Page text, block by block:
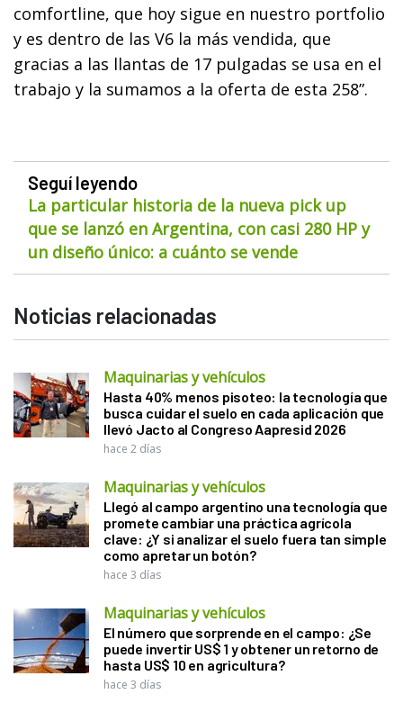
comfortline, que hoy sigue en nuestro portfolio
y es dentro de las V6 la más vendida, que
gracias a las llantas de 17 pulgadas se usa en el
trabajo y la sumamos a la oferta de esta 258”.
Seguí leyendo
La particular historia de la nueva pick up
que se lanzó en Argentina, con casi 280 HP y
un diseño único: a cuánto se vende
Noticias relacionadas
Maquinarias y vehículos
Hasta 40% menos pisoteo: la tecnología que
busca cuidar el suelo en cada aplicación que
llevó Jacto al Congreso Aapresid 2026
hace 2 días
Maquinarias y vehículos
Llegó al campo argentino una tecnología que
promete cambiar una práctica agrícola
clave: ¿Y si analizar el suelo fuera tan simple
como apretar un botón?
hace 3 días
Maquinarias y vehículos
El número que sorprende en el campo: ¿Se
puede invertir US$ 1 y obtener un retorno de
hasta US$ 10 en agricultura?
hace 3 días